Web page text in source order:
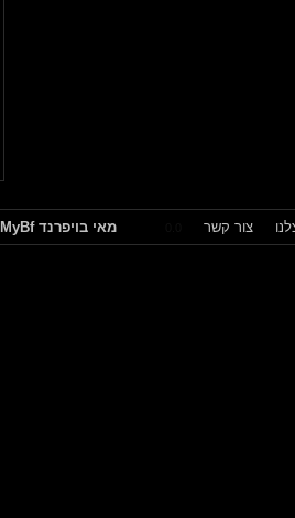
צור קשר 0.0 מאי בויפרנדMyBf© 2013-26 - כל הזכויות שמורות